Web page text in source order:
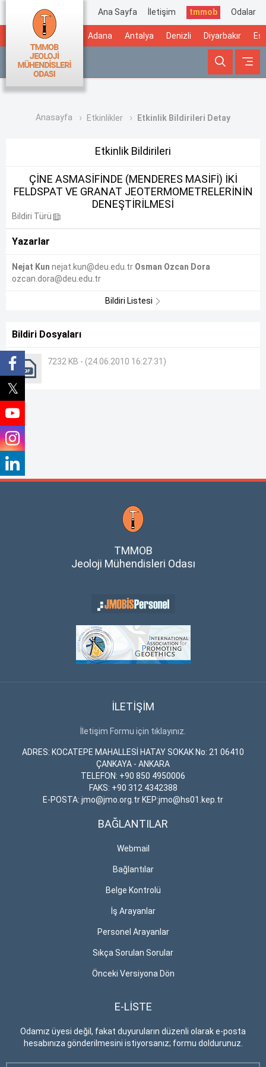
Ana Sayfa İletişim tmmob Odalar
Adana Antalya Denizli Diyarbakır
Anasayfa Etkinlikler Etkinlik Bildirileri Detay
Etkinlik Bildirileri
ÇİNE ASMASİFİNDE (MENDERES MASİFİ) İKİ
FELDSPAT VE GRANAT JEOTERMOMETRELERİNİN
DENEŞTİRİLMESİ
Bildiri Türü
Yazarlar
Nejat Kun nejat.kun@deu.edu.tr Osman Ozcan Dora
ozcan.dora@deu.edu.tr
Bildiri Listesi
Bildiri Dosyaları
7232 KB - (24.06.2010 16:27:31)
TMMOB
Jeoloji Mühendisleri Odası
İLETİŞİM
İletişim Formu için tıklayınız.
ADRES: KOCATEPE MAHALLESİ HATAY SOKAK No: 21 06410
ÇANKAYA - ANKARA
TELEFON: +90 850 4950006
FAKS: +90 312 4342388
E-POSTA: jmo@jmo.org.tr KEP:jmo@hs01.kep.tr
BAĞLANTILAR
Webmail
Bağlantılar
Belge Kontrolü
İş Arayanlar
Personel Arayanlar
Sıkça Sorulan Sorular
Önceki Versiyona Dön
E-LİSTE
Odamız üyesi değil, fakat duyuruların düzenli olarak e-posta
hesabınıza gönderilmesini istiyorsanız; formu doldurunuz.